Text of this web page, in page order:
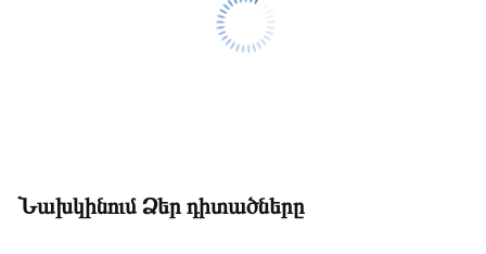
Նախկինում Ձեր դիտածները